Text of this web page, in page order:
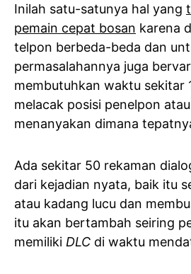
Inilah satu-satunya hal yang
pemain cepat bosan karena
telpon berbeda-beda dan
permasalahannya juga
membutuhkan waktu sekitar
melacak posisi penelpon
menanyakan dimana
Ada sekitar 50 rekaman
dari kejadian nyata, baik itu
atau kadang lucu dan
itu akan bertambah seiring
memiliki DLC di waktu